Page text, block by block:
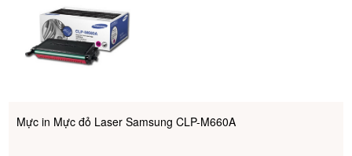
Mực in Mực đỏ Laser Samsung CLP-M660A